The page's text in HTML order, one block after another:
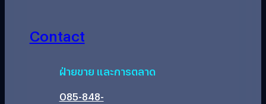
Contact
ฝ่ายขาย และการตลาด
085-848-